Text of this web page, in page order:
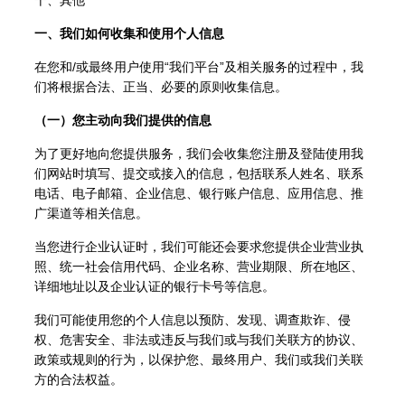
一、我们如何收集和使用个人信息
在您和/或最终用户使用“我们平台”及相关服务的过程中，我
们将根据合法、正当、必要的原则收集信息。
（一）您主动向我们提供的信息
为了更好地向您提供服务，我们会收集您注册及登陆使用我
们网站时填写、提交或接入的信息，包括联系人姓名、联系
电话、电子邮箱、企业信息、银行账户信息、应用信息、推
广渠道等相关信息。
当您进行企业认证时，我们可能还会要求您提供企业营业执
照、统一社会信用代码、企业名称、营业期限、所在地区、
详细地址以及企业认证的银行卡号等信息。
我们可能使用您的个人信息以预防、发现、调查欺诈、侵
权、危害安全、非法或违反与我们或与我们关联方的协议、
政策或规则的行为，以保护您、最终用户、我们或我们关联
方的合法权益。